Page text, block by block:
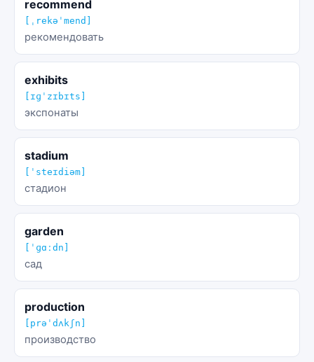
recommend
[ˌrekəˈmend]
рекомендовать
exhibits
[ɪɡˈzɪbɪts]
экспонаты
stadium
[ˈsteɪdiəm]
стадион
garden
[ˈɡɑːdn]
сад
production
[prəˈdʌkʃn]
производство